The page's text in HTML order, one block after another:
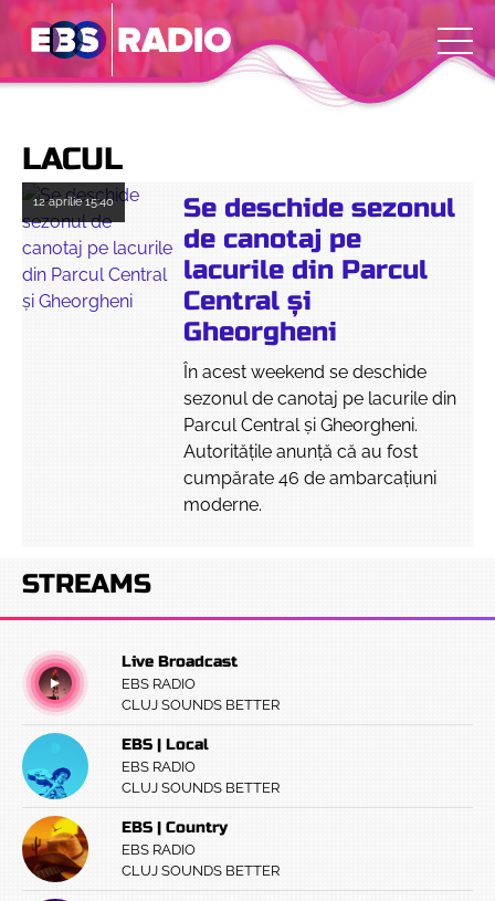
LACUL
12 aprilie15:40
Se deschide sezonul
de canotaj pe
lacurile din Parcul
Central și
Gheorgheni
În acest weekend se deschide
sezonul de canotaj pe lacurile din
Parcul Central și Gheorgheni.
Autoritățile anunță că au fost
cumpărate 46 de ambarcațiuni
moderne.
STREAMS
Live Broadcast
EBS RADIO
CLUJ SOUNDS BETTER
EBS | Local
EBS RADIO
CLUJ SOUNDS BETTER
EBS | Country
EBS RADIO
CLUJ SOUNDS BETTER